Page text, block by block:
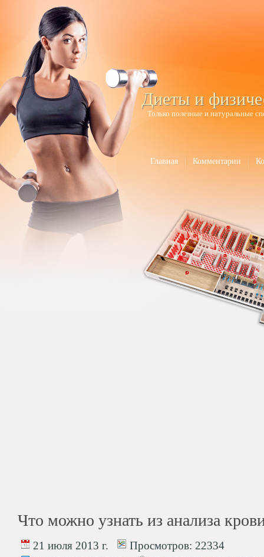
Диеты и
Только полезные и натуральные
Главная Комментарии
Что можно узнать из анализа
21 июля 2013 г. Просмотров: 22334